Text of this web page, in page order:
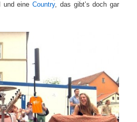
und eine Country, das gibt’s doch gar